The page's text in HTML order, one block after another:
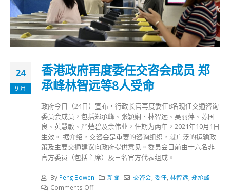
24
9 月
香港政府再度委任交咨会成员 郑
承峰林智远等8人受命
政府今日（24日）宣布，行政长官再度委任8名现任交通咨询
委员会成员，包括郑承峰、张頴娴、林智远、吴丽萍、苏国
良、黄慧敏、严楚碧及余伟业，任期为两年，2021年10月1日
生效。 据介绍，交咨会是重要的咨询组织，就广泛的运输政
策及主要交通建议向政府提供意见。委员会目前由十六名非
官方委员（包括主席）及三名官方代表组成。
By Peng Bowen 新聞 交咨会 ,委任 ,林智远 ,郑承峰
Comments Off